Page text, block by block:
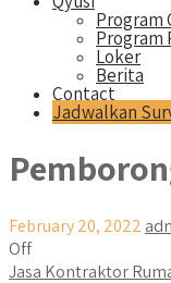
Program
Program
Loker
Berita
Contact
Jadwalkan
February 20, 2022
Off
Jasa Kontraktor